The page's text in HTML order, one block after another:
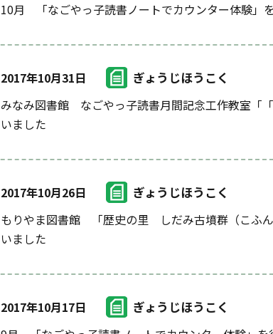
10月 「なごやっ子読書ノートでカウンター体験」
2017年10月31日 ぎょうじほうこく
みなみ図書館 なごやっ子読書月間記念工作教室「
いました
2017年10月26日 ぎょうじほうこく
もりやま図書館 「歴史の里 しだみ古墳群（こふ
いました
2017年10月17日 ぎょうじほうこく